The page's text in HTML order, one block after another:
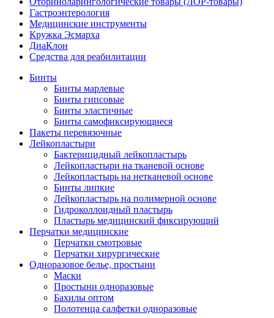
Гастроэнтерология
Медицинские инструменты
Кружка Эсмарха
ДиаКлон
Средства для реабилитации
Бинты
Бинты марлевые
Бинты гипсовые
Бинты эластичные
Бинты самофиксирующиеся
Пакеты перевязочные
Лейкопластыри
Бактерицидный лейкопластырь
Лейкопластыри на тканевой основе
Лейкопластырь на нетканевой основе
Бинты липкие
Лейкопластырь на полимерной основе
Гидроколлоидный пластырь
Пластырь медицинский фиксирующий
Перчатки медицинские
Перчатки смотровые
Перчатки хирургические
Одноразовое белье, простыни
Маски
Простыни одноразовые
Бахилы оптом
Полотенца салфетки одноразовые